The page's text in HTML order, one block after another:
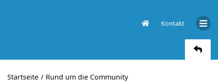
Kontakt
Startseite
Rund um die Community